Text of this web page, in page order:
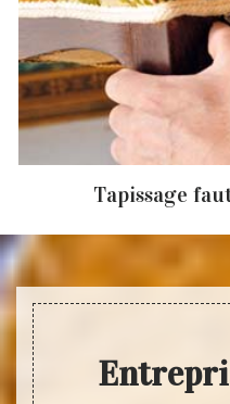
Tapissage